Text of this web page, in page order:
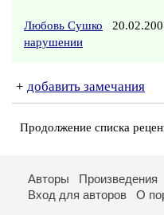
Любовь Сушко
нарушении
+ добавить замечания
Продолжение списка
Авторы Произведения
Вход для авторов
О